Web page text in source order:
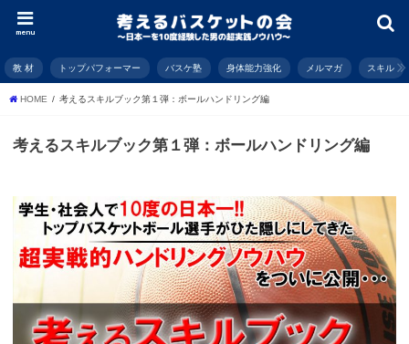
menu
教 材 トップパフォーマー バスケ塾 身体能力強化 メルマガ スキル
HOME 考えるスキルブック第１弾：ボールハンドリング編
考えるスキルブック第１弾：ボールハンドリング編